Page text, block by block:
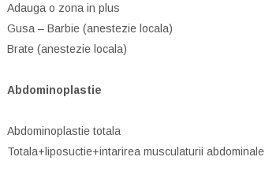
Adauga o zona in plus
Gusa – Barbie (anestezie locala)
Brate (anestezie locala)
Abdominoplastie
Abdominoplastie totala
Totala+liposuctie+intarirea musculaturii abdominale